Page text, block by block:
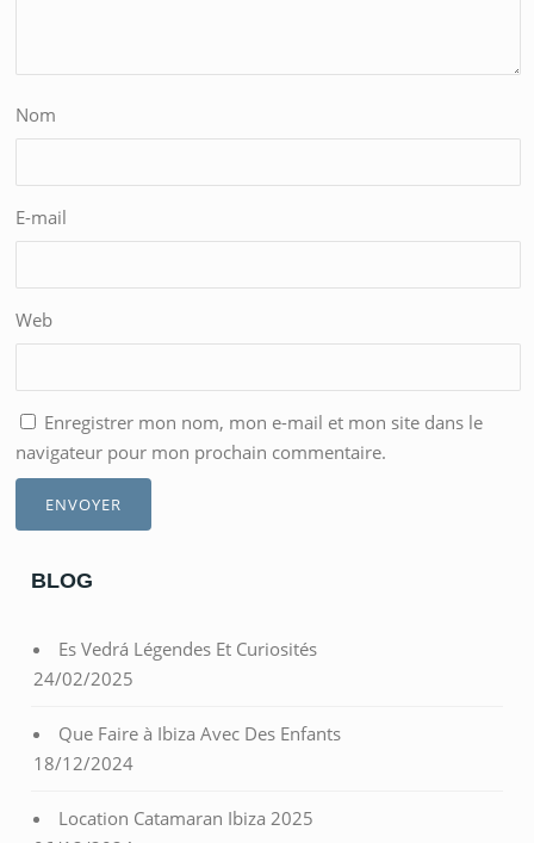
Nom
E-mail
Web
Enregistrer mon nom, mon e-mail et mon site dans le
navigateur pour mon prochain commentaire.
BLOG
Es Vedrá Légendes Et Curiosités
24/02/2025
Que Faire à Ibiza Avec Des Enfants
18/12/2024
Location Catamaran Ibiza 2025